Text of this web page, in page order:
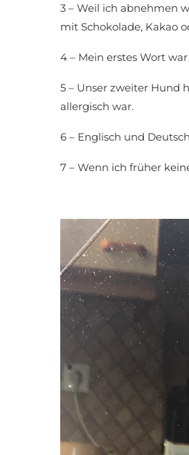
3 – Weil ich abnehmen
mit Schokolade, Kakao
4 – Mein erstes Wort
5 – Unser zweiter Hund
allergisch war.
6 – Englisch und
7 – Wenn ich früher